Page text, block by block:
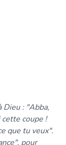
Dieu : "Abba,
coupe !
que tu veux".
pour